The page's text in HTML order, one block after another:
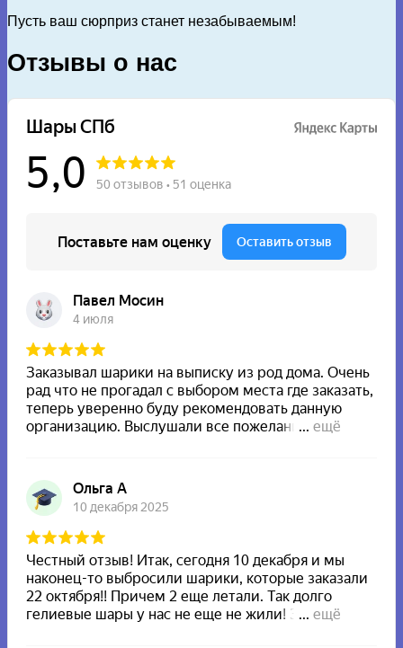
Пусть ваш сюрприз станет незабываемым!
Отзывы о нас